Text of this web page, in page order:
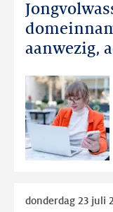
aanwezig,
Jongvolwassenen
aanwezig,
actie
volgt
later
donderdag 23 juli